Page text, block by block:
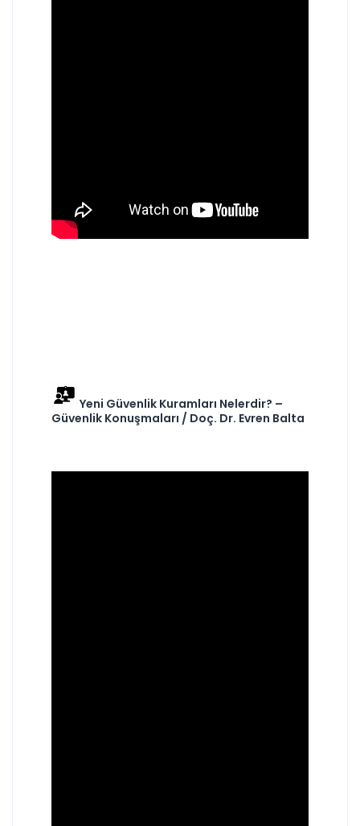
Yeni Güvenlik Kuramları Nelerdir? –
Güvenlik Konuşmaları / Doç. Dr. Evren Balta